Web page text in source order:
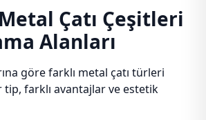
Çatı Çeşitleri
Alanları
göre farklı metal çatı türleri
farklı avantajlar ve estetik